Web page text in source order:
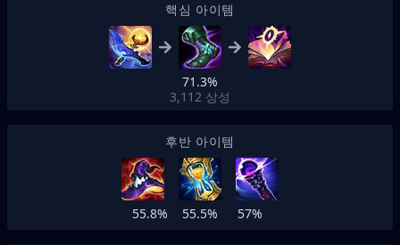
핵심 아이템
71.3%
3,112 상성
후반 아이템
55.8% 55.5% 57%